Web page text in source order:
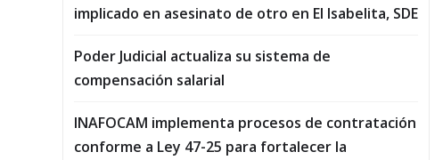
implicado en asesinato de otro en El Isabelita, SDE
Poder Judicial actualiza su sistema de
compensación salarial
INAFOCAM implementa procesos de contratación
conforme a Ley 47-25 para fortalecer la